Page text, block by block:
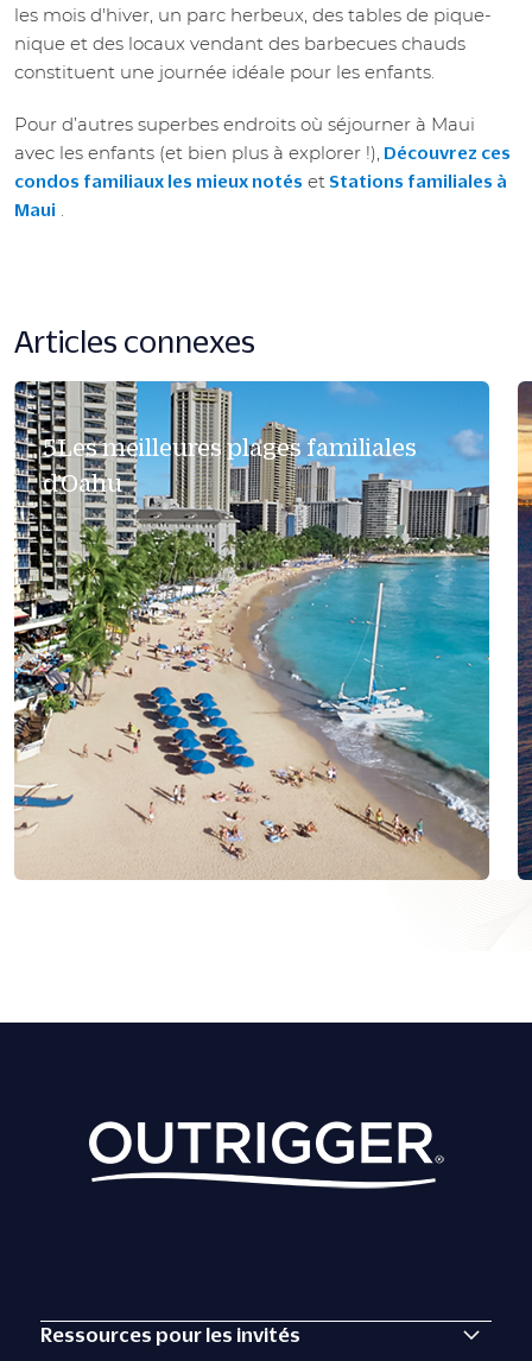
les mois d'hiver, un parc herbeux, des tables de pique-
nique et des locaux vendant des barbecues chauds
constituent une journée idéale pour les enfants.
Pour d’autres superbes endroits où séjourner à Maui
avec les enfants (et bien plus à explorer !), Découvrez ces
condos familiaux les mieux notés et Stations familiales à
Maui .
Articles connexes
5Les meilleures plages familiales
d’Oahu
Ressources pour les invités